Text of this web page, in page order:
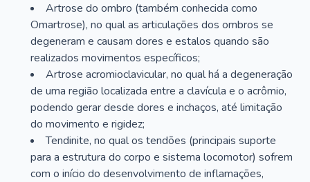
Artrose do ombro (também conhecida como
Omartrose), no qual as articulações dos ombros se
degeneram e causam dores e estalos quando são
realizados movimentos específicos;
Artrose acromioclavicular, no qual há a degeneração
de uma região localizada entre a clavícula e o acrômio,
podendo gerar desde dores e inchaços, até limitação
do movimento e rigidez;
Tendinite, no qual os tendões (principais suporte
para a estrutura do corpo e sistema locomotor) sofrem
com o início do desenvolvimento de inflamações,